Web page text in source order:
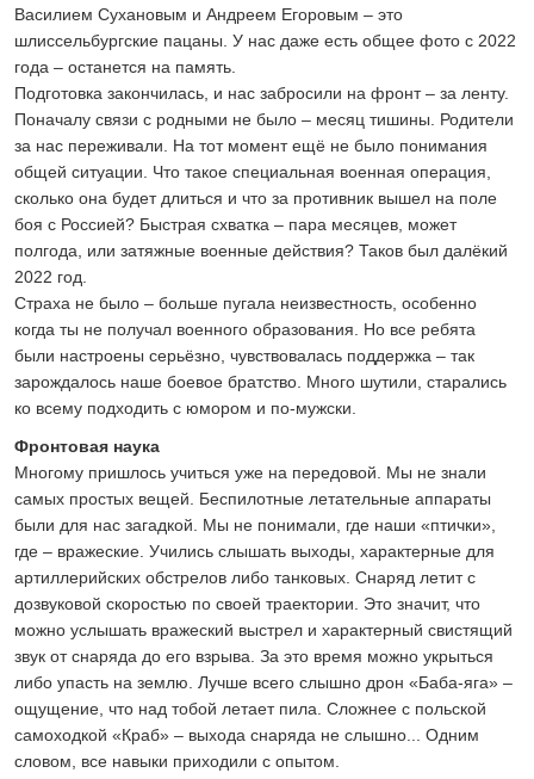
Василием Сухановым и Андреем Егоровым – это
шлиссельбургские пацаны. У нас даже есть общее фото с 2022
года – останется на память.
Подготовка закончилась, и нас забросили на фронт – за ленту.
Поначалу связи с родными не было – месяц тишины. Родители
за нас переживали. На тот момент ещё не было понимания
общей ситуации. Что такое специальная военная операция,
сколько она будет длиться и что за противник вышел на поле
боя с Россией? Быстрая схватка – пара месяцев, может
полгода, или затяжные военные действия? Таков был далёкий
2022 год.
Страха не было – больше пугала неизвестность, особенно
когда ты не получал военного образования. Но все ребята
были настроены серьёзно, чувствовалась поддержка – так
зарождалось наше боевое братство. Много шутили, старались
ко всему подходить с юмором и по-мужски.
Фронтовая наука
Многому пришлось учиться уже на передовой. Мы не знали
самых простых вещей. Беспилотные летательные аппараты
были для нас загадкой. Мы не понимали, где наши «птички»,
где – вражеские. Учились слышать выходы, характерные для
артиллерийских обстрелов либо танковых. Снаряд летит с
дозвуковой скоростью по своей траектории. Это значит, что
можно услышать вражеский выстрел и характерный свистящий
звук от снаряда до его взрыва. За это время можно укрыться
либо упасть на землю. Лучше всего слышно дрон «Баба-яга» –
ощущение, что над тобой летает пила. Сложнее с польской
самоходкой «Краб» – выхода снаряда не слышно... Одним
словом, все навыки приходили с опытом.